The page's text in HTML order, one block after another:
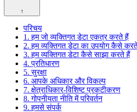
↑
परिचय
1. हम जो व्यक्तिगत डेटा एकत्र करते हैं
2. हम व्यक्तिगत डेटा का उपयोग कैसे
3. हम व्यक्तिगत डेटा कैसे साझा करते हैं
4. प्रतिधारण
5. सुरक्षा
6. आपके अधिकार और विकल्प
7. क्षेत्राधिकार-विशिष्ट प्रकटीकरण
8. गोपनीयता नीति में परिवर्तन
9. हमसे संपर्क